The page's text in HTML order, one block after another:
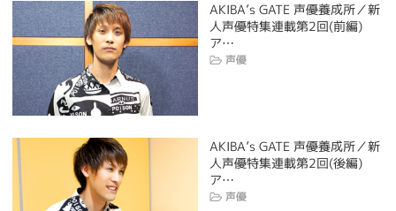
AKIBA’s GATE 声優養成所／新
人声優特集連載第2回(前編)
ア…
声優
AKIBA’s GATE 声優養成所／新
人声優特集連載第2回(後編)
ア…
声優